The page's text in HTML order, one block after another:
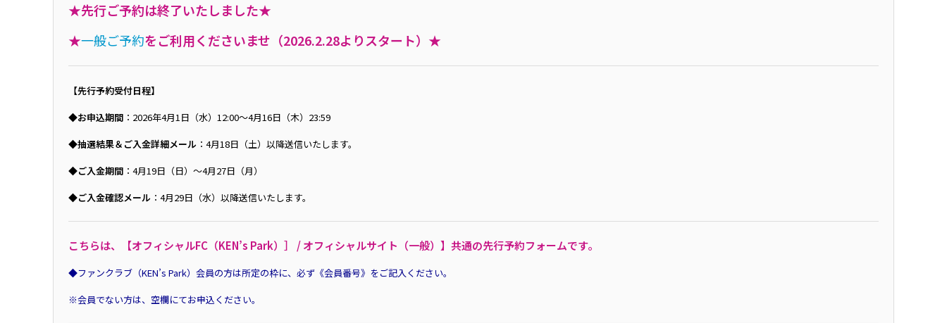
★先行ご予約は終了いたしました★
★一般ご予約をご利用くださいませ（2026.2.28よりスタート）★
【先行予約受付日程】
◆お申込期間：2026年4月1日（水）12:00〜4月16日（木）23:59
◆抽選結果＆ご入金詳細メール ：4月18日（土）以降送信いたします。
◆ご入金期間：4月19日（日）～4月27日（月）
◆ご入金確認メール ：4月29日（水）以降送信いたします。
こちらは、【オフィシャルFC（KEN’s Park）］ / オフィシャルサイト（一般）】共通の先行予約フォームです。
◆ファンクラブ（KEN’s Park）会員の方は所定の枠に、必ず《会員番号》をご記入ください。
※会員でない方は、空欄にてお申込ください。